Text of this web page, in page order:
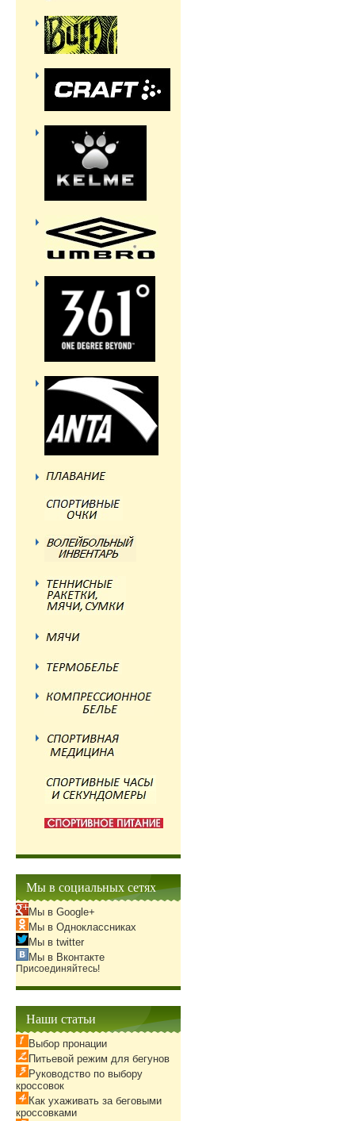
Мы в социальных сетях
Мы в Google+
Мы в Одноклассниках
Мы в twitter
Мы в Вконтакте
Присоединяйтесь!
Наши статьи
Выбор пронации
Питьевой режим для бегунов
Руководство по выбору
кроссовок
Как ухаживать за беговыми
кроссовками